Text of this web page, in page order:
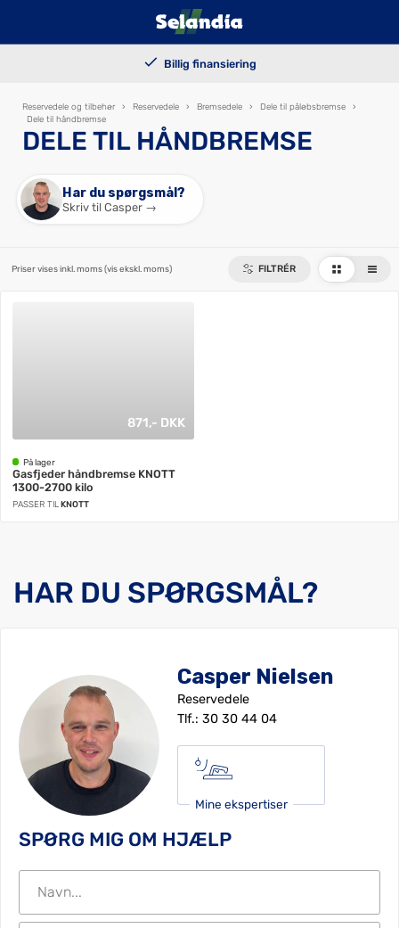
Reservedele og tilbehør › Reservedele › Bremsedele › Dele til påløbsbremse
›
Dele til håndbremse
DELE TIL HÅNDBREMSE
Har du spørgsmål?
Skriv til Casper →
FILTRÉR
Priser vises inkl. moms(vis ekskl. moms)
871,- DKK
På lager
Gasfjeder håndbremse KNOTT
1300-2700 kilo
PASSER TIL KNOTT
HAR DU SPØRGSMÅL?
Casper Nielsen
Reservedele
Tlf.: 30 30 44 04
Mine ekspertiser
SPØRG MIG OM HJÆLP
100.000+ solgte trailers
Billig finansiering
Kundetilpassede løsninger
Levering i hele landet